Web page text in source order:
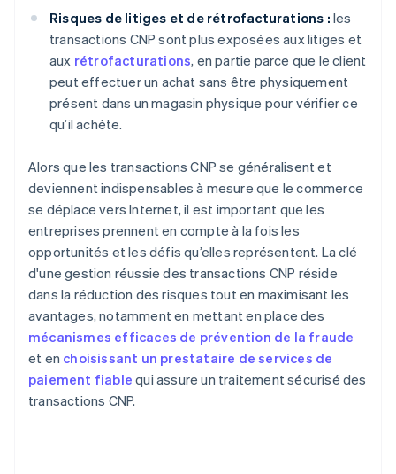
Risques de litiges et de rétrofacturations : les
transactions CNP sont plus exposées aux litiges et
aux rétrofacturations, en partie parce que le client
peut effectuer un achat sans être physiquement
présent dans un magasin physique pour vérifier ce
qu’il achète.
Alors que les transactions CNP se généralisent et
deviennent indispensables à mesure que le commerce
se déplace vers Internet, il est important que les
entreprises prennent en compte à la fois les
opportunités et les défis qu’elles représentent. La clé
d'une gestion réussie des transactions CNP réside
dans la réduction des risques tout en maximisant les
avantages, notamment en mettant en place des
mécanismes efficaces de prévention de la fraude
et en choisissant un prestataire de services de
paiement fiable qui assure un traitement sécurisé des
transactions CNP.